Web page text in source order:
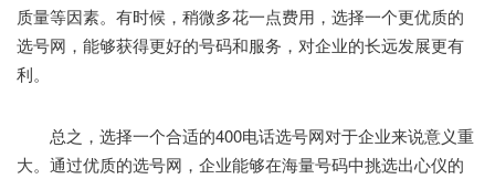
质量等因素。有时候，稍微多花一点费用，选择一个更优质的
选号网，能够获得更好的号码和服务，对企业的长远发展更有
利。
总之，选择一个合适的400电话选号网对于企业来说意义重
大。通过优质的选号网，企业能够在海量号码中挑选出心仪的